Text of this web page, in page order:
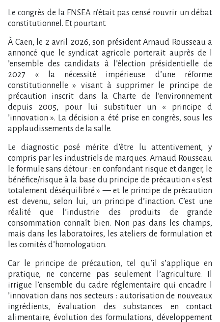
Le congrès de la FNSEA n​‌’était pas censé rouvrir un débat
constitutionnel. Et pourtant.
À Caen, le 2 avril 2026, son président Arnaud Rousseau a
annoncé que le syndicat agricole porterait auprès de l​
‌’ensemble des candidats à l​‌’élection présidentielle de
2027 « la nécessité impérieuse d​‌’une réforme
constitutionnelle » visant à supprimer le principe de
précaution inscrit dans la Charte de l​‌’environnement
depuis 2005, pour lui substituer un « principe d​
‌’innovation ». La décision a été prise en congrès, sous les
applaudissements de la salle.
Le diagnostic posé mérite d​‌’être lu attentivement, y
compris par les industriels de marques. Arnaud Rousseau
le formule sans détour : en confondant risque et danger, le
bénéfice/risque à la base du principe de précaution « s​‌’est
totalement déséquilibré » — et le principe de précaution
est devenu, selon lui, un principe d​‌’inaction. C​‌’est une
réalité que l​‌’industrie des produits de grande
consommation connaît bien. Non pas dans les champs,
mais dans les laboratoires, les ateliers de formulation et
les comités d​‌’homologation.
Car le principe de précaution, tel qu​‌’il s​‌’applique en
pratique, ne concerne pas seulement l​‌’agriculture. Il
irrigue l​‌’ensemble du cadre réglementaire qui encadre l​
‌’innovation dans nos secteurs : autorisation de nouveaux
ingrédients, évaluation des substances en contact
alimentaire, évolution des formulations, développement